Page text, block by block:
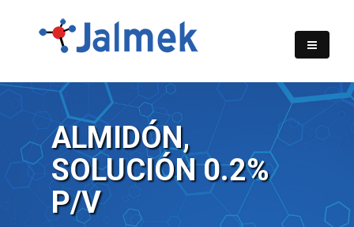
ALMIDÓN,
SOLUCIÓN 0.2%
P/V